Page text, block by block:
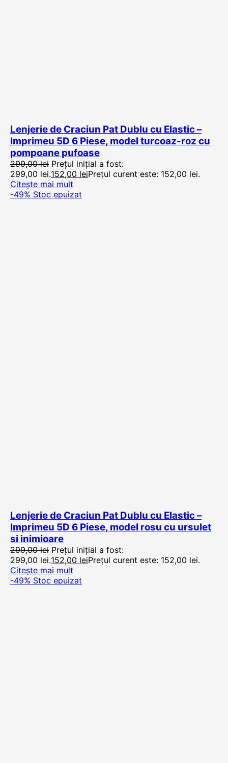
Lenjerie de Craciun Pat Dublu cu Elastic –
Imprimeu 5D 6 Piese, model turcoaz-roz cu
pompoane pufoase
299,00lei Prețul inițial a fost:
299,00 lei.152,00 leiPrețul curent este: 152,00 lei.
Citește mai mult
-49% Stoc epuizat
Lenjerie de Craciun Pat Dublu cu Elastic –
Imprimeu 5D 6 Piese, model rosu cu ursulet
si inimioare
299,00lei Prețul inițial a fost:
299,00 lei.152,00 leiPrețul curent este: 152,00 lei.
Citește mai mult
-49% Stoc epuizat